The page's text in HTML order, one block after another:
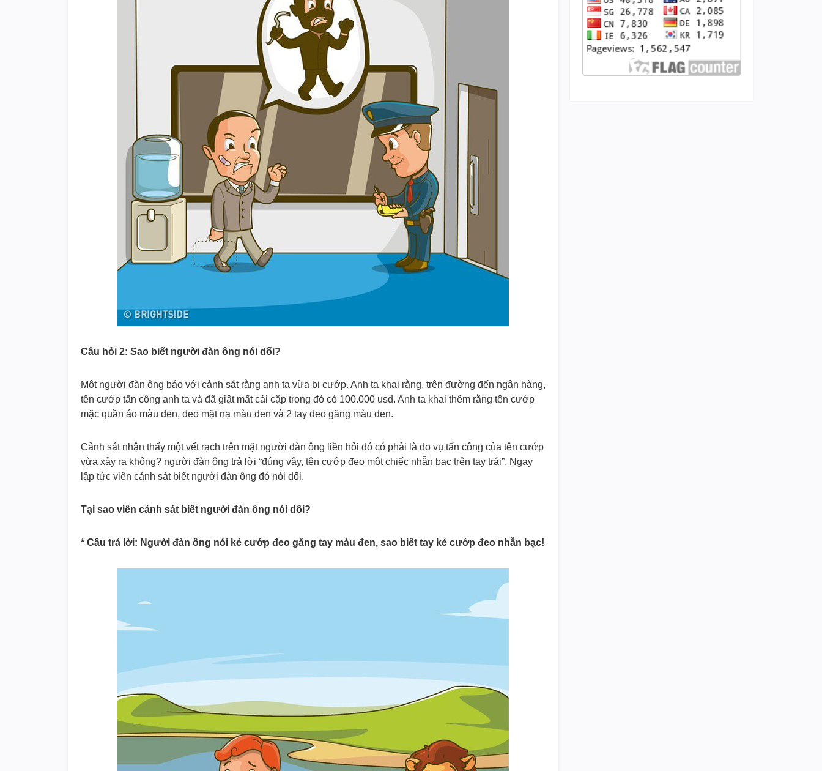
Câu hỏi 2: Sao biết người đàn ông nói dối?
Một người đàn ông báo với cảnh sát rằng anh ta vừa bị cướp. Anh ta khai rằng, trên đường đến ngân hàng,
tên cướp tấn công anh ta và đã giật mất cái cặp trong đó có 100.000 usd. Anh ta khai thêm rằng tên cướp
mặc quần áo màu đen, đeo mặt nạ màu đen và 2 tay đeo găng màu đen.
Cảnh sát nhận thấy một vết rạch trên mặt người đàn ông liền hỏi đó có phải là do vụ tấn công của tên cướp
vừa xảy ra không? người đàn ông trả lời “đúng vậy, tên cướp đeo một chiếc nhẫn bạc trên tay trái”. Ngay
lập tức viên cảnh sát biết người đàn ông đó nói dối.
Tại sao viên cảnh sát biết người đàn ông nói dối?
* Câu trả lời: Người đàn ông nói kẻ cướp đeo găng tay màu đen, sao biết tay kẻ cướp đeo nhẫn bạc!